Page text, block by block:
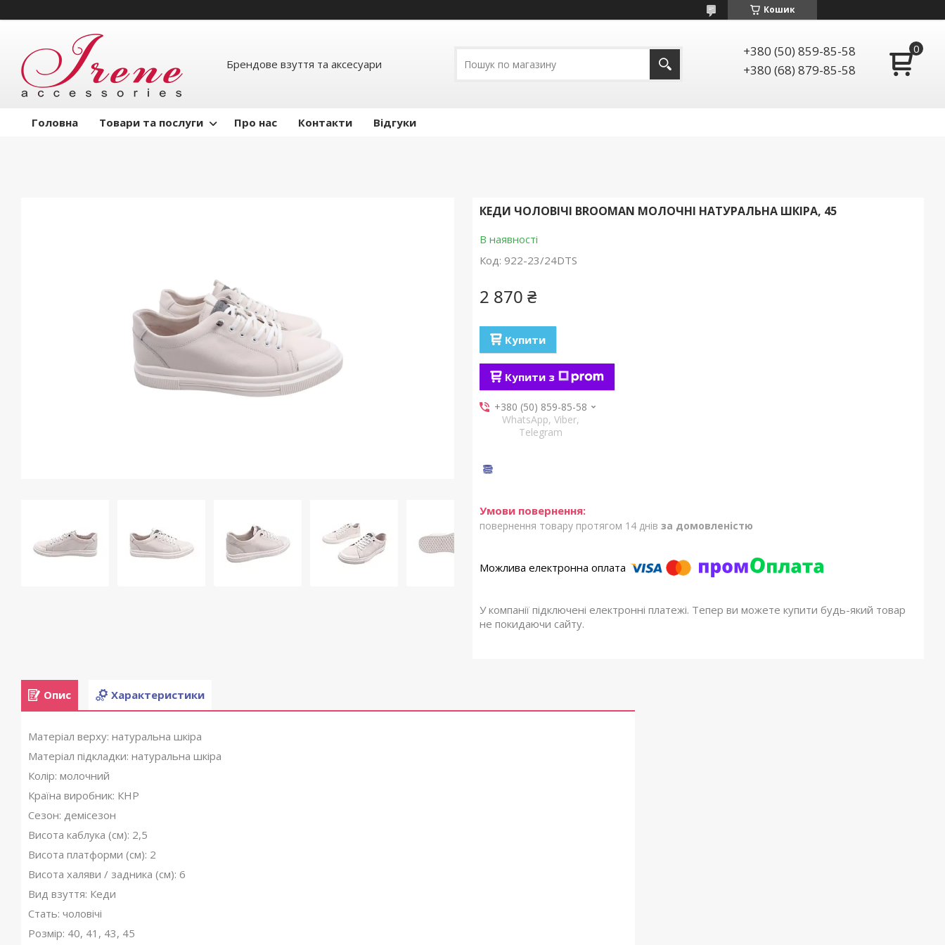
Кошик
Брендове взуття та аксесуари
+380 (50) 859-85-58
+380 (68) 879-85-58
Головна Товари та послуги Про нас Контакти Відгуки
КЕДИ ЧОЛОВІЧІ BROOMAN МОЛОЧНІ НАТУРАЛЬНА ШКІРА, 45
В наявності
Код: 922-23/24DTS
2 870 ₴
Купити
Купити з
+380 (50) 859-85-58
WhatsApp, Viber,
Telegram
повернення товару протягом 14 днів за домовленістю
У компанії підключені електронні платежі. Тепер ви можете купити будь-який товар
не покидаючи сайту.
Опис Характеристики
Матеріал верху: натуральна шкіра
Матеріал підкладки: натуральна шкіра
Колір: молочний
Країна виробник: КНР
Сезон: демісезон
Висота каблука (см): 2,5
Висота платформи (см): 2
Висота халяви / задника (см): 6
Вид взуття: Кеди
Стать: чоловічі
Розмір: 40, 41, 43, 45